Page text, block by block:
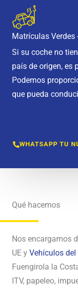
Matrículas Verdes
Si su coche no
país de origen, es
Podemos
que pueda
WHATSAPP TU
Qué hacemos
Nos encargamos
UE y Vehículos del
Fuengirola la
ITV, papeleo,